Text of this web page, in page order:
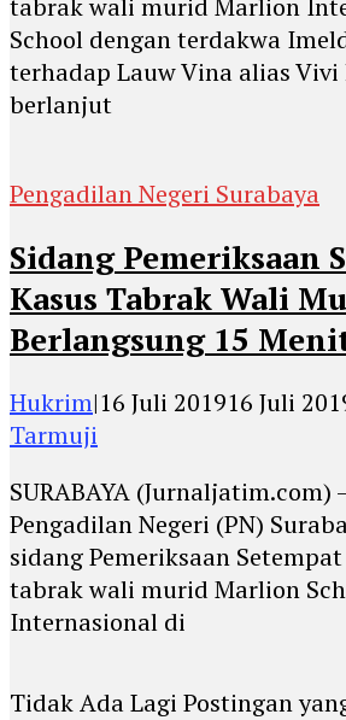
tabrak wali murid Marlion
School dengan terdakwa
terhadap Lauw Vina alias
berlanjut
Pengadilan Negeri Surabaya
Sidang Pemeriksaan
Kasus Tabrak Wali
Berlangsung 15
Hukrim|16 Juli 201916 Juli
Tarmuji
SURABAYA (Jurnaljatim.com)
Pengadilan Negeri (PN)
sidang Pemeriksaan Setempat
tabrak wali murid Marlion
Internasional di
Tidak Ada Lagi Postingan